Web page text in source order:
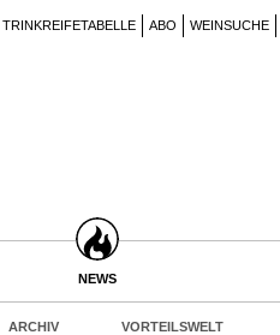
TRINKREIFETABELLE ABO WEINSUCHE
NEWS
ARCHIV VORTEILSWELT